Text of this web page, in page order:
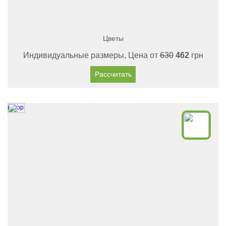
Цветы
Индивидуальные размеры, Цена от630 462грн
Рассчитать